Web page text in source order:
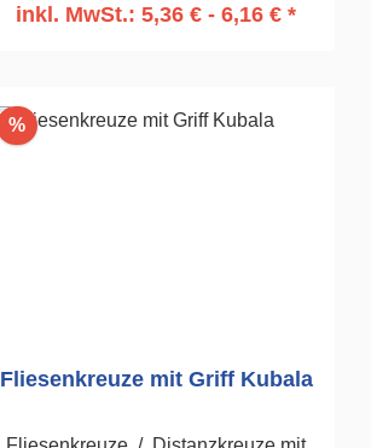
inkl. MwSt.: 5,36 € - 6,16 € *
%Rabatt
Fliesenkreuze mit Griff Kubala